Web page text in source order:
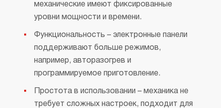
механические имеют фиксированные
уровни мощности и времени.
Функциональность – электронные панели
поддерживают больше режимов,
например, авторазогрев и
программируемое приготовление.
Простота в использовании – механика не
требует сложных настроек, подходит для